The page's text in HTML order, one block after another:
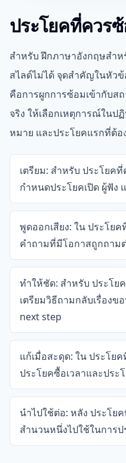
ประโยคที่ควร
สำหรับ ฝึกภาษาอังกฤษสำ
สไลด์ไม่ได้ จุดสำคัญในหัว
คือการผูกการซ้อมเข้ากับส
จริง ให้เลือกเหตุการณ์ในป
หมาย และประโยคแรกที่ต้อ
เตรียม: สำหรับ ประโยค
กำหนดประโยคเปิด ผู้ฟัง
พูดออกเสียง: ใน ประโย
คำถามที่มีโอกาสถูกถาม
ทำให้ชัด: สำหรับ ประโย
เตรียมวิธีถามกลับเรื่องข
next step
แก้เมื่อสะดุด: ใน ประโย
ประโยคซื้อเวลาและประ
นำไปใช้ต่อ: หลัง ประโย
สำนวนหนึ่งไปใช้ในการ